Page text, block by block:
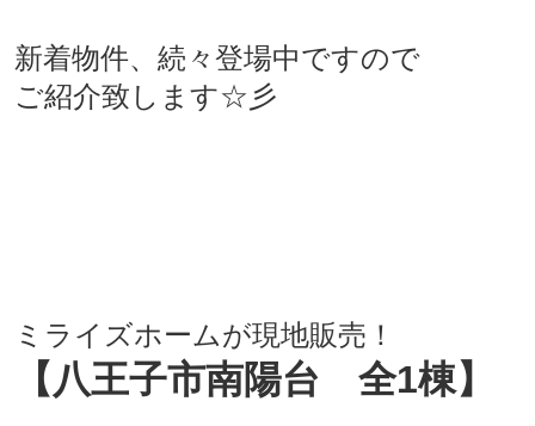
新着物件、続々登場中ですので
ご紹介致します☆彡
ミライズホームが現地販売！
【八王子市南陽台 全1棟】